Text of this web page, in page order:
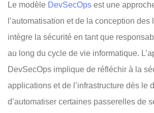
Le modèle DevSecOps est une
l’automatisation et de la conception des
intègre la sécurité en tant que
au long du cycle de vie informatique.
DevSecOps implique de réfléchir à la
applications et de l’infrastructure dès le
d’automatiser certaines passerelles de